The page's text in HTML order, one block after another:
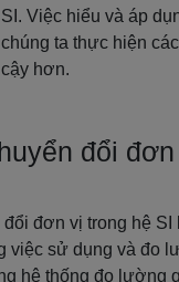
Việc hiểu và áp
ta thực hiện
hơn.
đổi
đổi đơn vị trong hệ SI
việc sử dụng và đo
hệ thống đo lường